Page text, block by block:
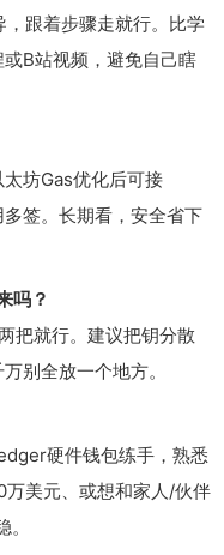
跟着步骤走就行。比学
B站视频，避免自己瞎
坊Gas优化后可接
签。长期看，安全省下
吗？
把就行。建议把钥分散
别全放一个地方。
硬件钱包练手，熟悉
美元、或想和家人/伙伴